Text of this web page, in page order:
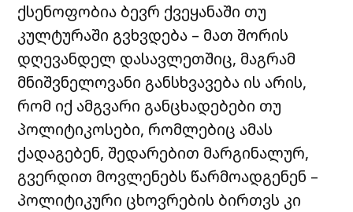
ქსენოფობია ბევრ ქვეყანაში თუ
კულტურაში გვხვდება – მათ შორის
დღევანდელ დასავლეთშიც, მაგრამ
მნიშვნელოვანი განსხვავება ის არის,
რომ იქ ამგვარი განცხადებები თუ
პოლიტიკოსები, რომლებიც ამას
ქადაგებენ, შედარებით მარგინალურ,
გვერდით მოვლენებს წარმოადგენენ –
პოლიტიკური ცხოვრების ბირთვს კი